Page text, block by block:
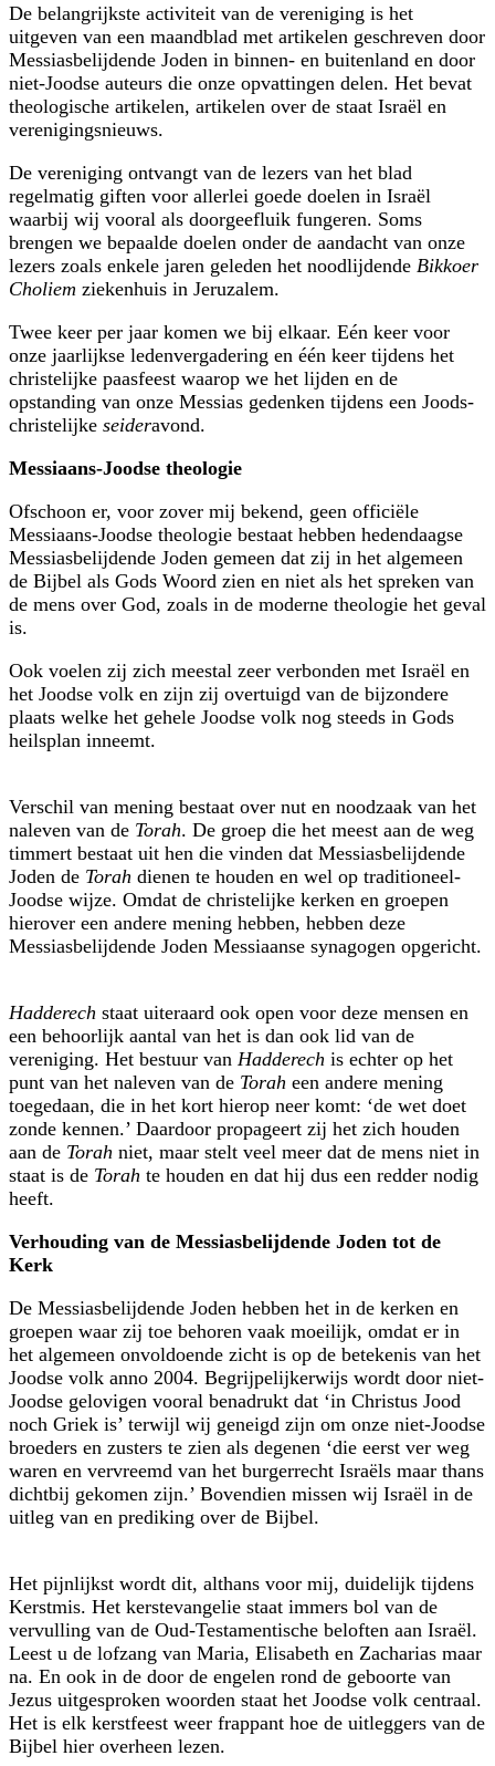
De belangrijkste activiteit van de vereniging is het
uitgeven van een maandblad met artikelen geschreven door
Messiasbelijdende Joden in binnen- en buitenland en door
niet-Joodse auteurs die onze opvattingen delen. Het bevat
theologische artikelen, artikelen over de staat Israël en
verenigingsnieuws.
De vereniging ontvangt van de lezers van het blad
regelmatig giften voor allerlei goede doelen in Israël
waarbij wij vooral als doorgeefluik fungeren. Soms
brengen we bepaalde doelen onder de aandacht van onze
lezers zoals enkele jaren geleden het noodlijdende Bikkoer
Choliem ziekenhuis in Jeruzalem.
Twee keer per jaar komen we bij elkaar. Eén keer voor
onze jaarlijkse ledenvergadering en één keer tijdens het
christelijke paasfeest waarop we het lijden en de
opstanding van onze Messias gedenken tijdens een Joods-
christelijke seideravond.
Messiaans-Joodse theologie
Ofschoon er, voor zover mij bekend, geen officiële
Messiaans-Joodse theologie bestaat hebben hedendaagse
Messiasbelijdende Joden gemeen dat zij in het algemeen
de Bijbel als Gods Woord zien en niet als het spreken van
de mens over God, zoals in de moderne theologie het geval
is.
Ook voelen zij zich meestal zeer verbonden met Israël en
het Joodse volk en zijn zij overtuigd van de bijzondere
plaats welke het gehele Joodse volk nog steeds in Gods
heilsplan inneemt.
Verschil van mening bestaat over nut en noodzaak van het
naleven van de Torah. De groep die het meest aan de weg
timmert bestaat uit hen die vinden dat Messiasbelijdende
Joden de Torah dienen te houden en wel op traditioneel-
Joodse wijze. Omdat de christelijke kerken en groepen
hierover een andere mening hebben, hebben deze
Messiasbelijdende Joden Messiaanse synagogen opgericht.
Hadderech staat uiteraard ook open voor deze mensen en
een behoorlijk aantal van het is dan ook lid van de
vereniging. Het bestuur van Hadderech is echter op het
punt van het naleven van de Torah een andere mening
toegedaan, die in het kort hierop neer komt: ‘de wet doet
zonde kennen.’ Daardoor propageert zij het zich houden
aan de Torah niet, maar stelt veel meer dat de mens niet in
staat is de Torah te houden en dat hij dus een redder nodig
heeft.
Verhouding van de Messiasbelijdende Joden tot de
Kerk
De Messiasbelijdende Joden hebben het in de kerken en
groepen waar zij toe behoren vaak moeilijk, omdat er in
het algemeen onvoldoende zicht is op de betekenis van het
Joodse volk anno 2004. Begrijpelijkerwijs wordt door niet-
Joodse gelovigen vooral benadrukt dat ‘in Christus Jood
noch Griek is’ terwijl wij geneigd zijn om onze niet-Joodse
broeders en zusters te zien als degenen ‘die eerst ver weg
waren en vervreemd van het burgerrecht Israëls maar thans
dichtbij gekomen zijn.’ Bovendien missen wij Israël in de
uitleg van en prediking over de Bijbel.
Het pijnlijkst wordt dit, althans voor mij, duidelijk tijdens
Kerstmis. Het kerstevangelie staat immers bol van de
vervulling van de Oud-Testamentische beloften aan Israël.
Leest u de lofzang van Maria, Elisabeth en Zacharias maar
na. En ook in de door de engelen rond de geboorte van
Jezus uitgesproken woorden staat het Joodse volk centraal.
Het is elk kerstfeest weer frappant hoe de uitleggers van de
Bijbel hier overheen lezen.